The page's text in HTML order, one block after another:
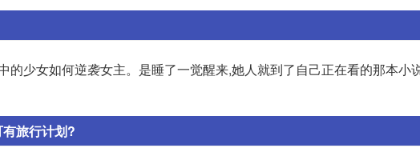
的少女如何逆袭女主。是睡了一觉醒来,她人就到了自己正在看的那本小
旅行计划?